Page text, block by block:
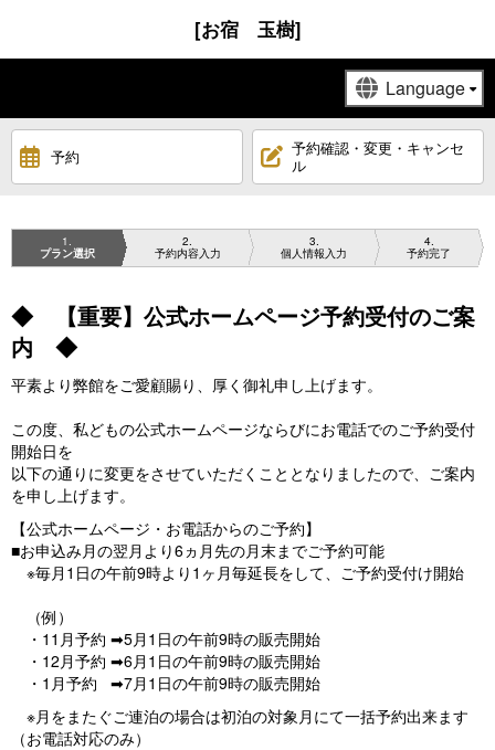
[お宿 玉樹]
予約
予約確認・変更・キャンセ
ル
1
プラン選択
2
予約内容入力
3
個人情報入力
4
予約完了
◆ 【重要】公式ホームページ予約受付のご案
内 ◆
平素より弊館をご愛顧賜り、厚く御礼申し上げます。
この度、私どもの公式ホームページならびにお電話でのご予約受付
開始日を
以下の通りに変更をさせていただくこととなりましたので、ご案内
を申し上げます。
【公式ホームページ・お電話からのご予約】
■お申込み月の翌月より6ヵ月先の月末までご予約可能
※毎月1日の午前9時より1ヶ月毎延長をして、ご予約受付け開始
（例）
・11月予約 ➡5月1日の午前9時の販売開始
・12月予約 ➡6月1日の午前9時の販売開始
・1月予約 ➡7月1日の午前9時の販売開始
※月をまたぐご連泊の場合は初泊の対象月にて一括予約出来ます
（お電話対応のみ）